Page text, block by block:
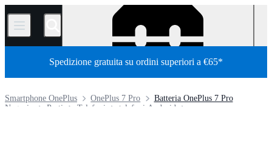
/
Spedizione gratuita su ordini superiori a €65*
Batteria OnePlus 7 Pro
OnePlus 7 Pro
Smartphone OnePlus
telefoni Android
Telefoni
Parti
Negozio